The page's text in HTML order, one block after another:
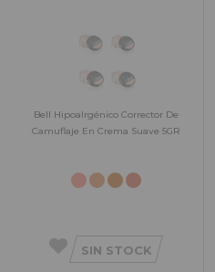
Bell Hipoalrgénico Corrector De
Camuflaje En Crema Suave 5GR
SIN STOCK